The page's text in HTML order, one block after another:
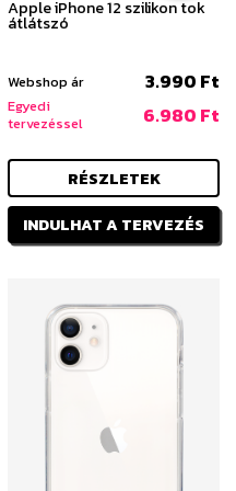
Apple iPhone 12 szilikon tok
átlátszó
Webshop ár 3.990 Ft
Egyedi
tervezéssel
6.980 Ft
RÉSZLETEK
INDULHAT A TERVEZÉS